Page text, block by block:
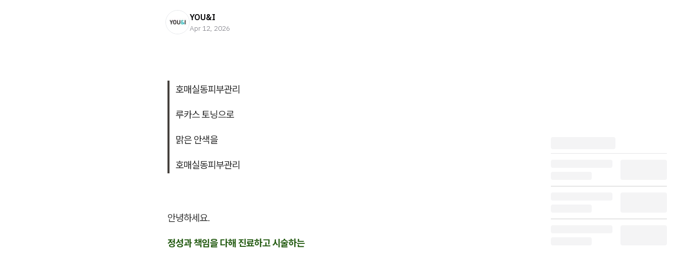
YOU&I
Apr 12, 2026
호매실동피부관리
루카스 토닝으로
맑은 안색을
호매실동피부관리
안녕하세요.
정성과 책임을 다해 진료하고 시술하는